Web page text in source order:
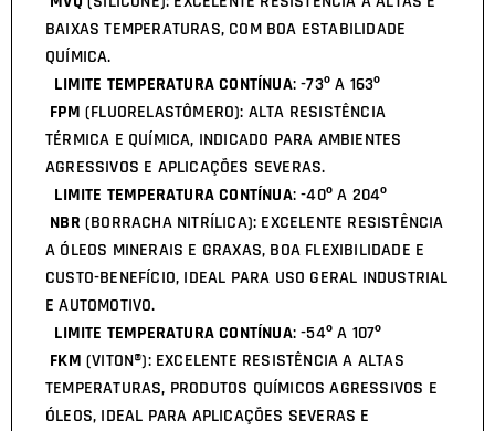
BAIXAS TEMPERATURAS, COM BOA ESTABILIDADE
QUÍMICA.
LIMITE TEMPERATURA CONTÍNUA: -73º A 163º
FPM (FLUORELASTÔMERO): ALTA RESISTÊNCIA
TÉRMICA E QUÍMICA, INDICADO PARA AMBIENTES
AGRESSIVOS E APLICAÇÕES SEVERAS.
LIMITE TEMPERATURA CONTÍNUA: -40º A 204º
NBR (BORRACHA NITRÍLICA): EXCELENTE RESISTÊNCIA
A ÓLEOS MINERAIS E GRAXAS, BOA FLEXIBILIDADE E
CUSTO-BENEFÍCIO, IDEAL PARA USO GERAL INDUSTRIAL
E AUTOMOTIVO.
LIMITE TEMPERATURA CONTÍNUA: -54º A 107º
FKM (VITON®): EXCELENTE RESISTÊNCIA A ALTAS
TEMPERATURAS, PRODUTOS QUÍMICOS AGRESSIVOS E
ÓLEOS, IDEAL PARA APLICAÇÕES SEVERAS E